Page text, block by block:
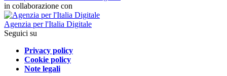
in collaborazione con
Agenzia per l'Italia Digitale
Seguici su
Privacy policy
Cookie policy
Note legali